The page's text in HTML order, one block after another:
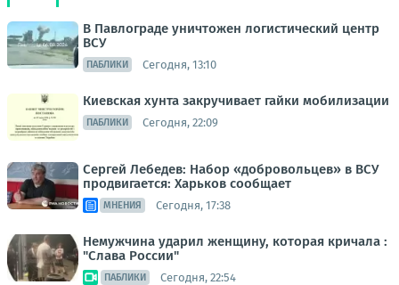
В Павлограде уничтожен логистический центр
ВСУ
ПАБЛИКИ Сегодня, 13:10
Киевская хунта закручивает гайки мобилизации
ПАБЛИКИ Сегодня, 22:09
Сергей Лебедев: Набор «добровольцев» в ВСУ
продвигается: Харьков сообщает
МНЕНИЯ Сегодня, 17:38
Немужчина ударил женщину, которая кричала :
"Слава России"
ПАБЛИКИ Сегодня, 22:54